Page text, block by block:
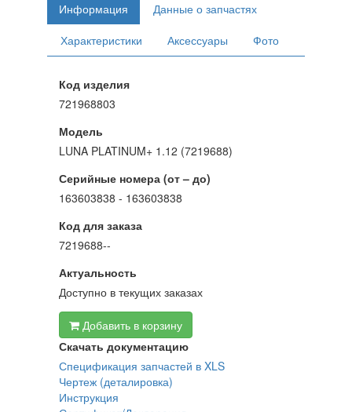
Информация
Данные о запчастях
Характеристики
Аксессуары Фото
Код изделия
721968803
Модель
LUNA PLATINUM+ 1.12 (7219688)
Серийные номера (от – до)
163603838 - 163603838
Код для заказа
7219688--
Актуальность
Доступно в текущих заказах
Добавить в корзину
Скачать документацию
Спецификация запчастей в XLS
Чертеж (деталировка)
Инструкция